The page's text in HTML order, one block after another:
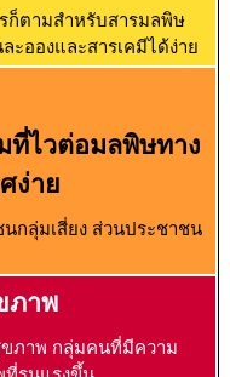
ก็ตามสำหรับสารมลพิษ
ะอองและสารเคมีได้ง่าย
ไวต่อมลพิษทาง
ง่าย
กลุ่มเสี่ยง ส่วนประชาชน
ภาพ
ขภาพ กลุ่มคนที่มีความ